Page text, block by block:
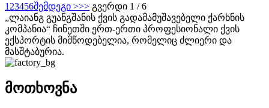
1 23456შემდეგი >>> გვერდი 1 / 6
„ლაიანგ გუანგშანის ქვის გადამამუშავებელი ქარხნის
კომპანია“ ჩინეთში ერთ-ერთი პროფესიონალი ქვის
ექსპორტის მიმწოდებელია, რომელიც ძლიერი და
მასშტაბურია.
მოთხოვნა